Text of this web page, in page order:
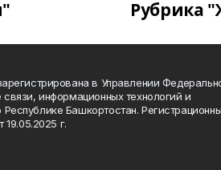
Рубрика
в Управлении
информационных технологий и
Башкортостан.
г.